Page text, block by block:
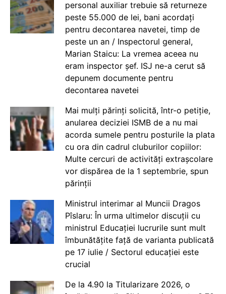
personal auxiliar trebuie să returneze
peste 55.000 de lei, bani acordați
pentru decontarea navetei, timp de
peste un an / Inspectorul general,
Marian Staicu: La vremea aceea nu
eram inspector șef. ISJ ne-a cerut să
depunem documente pentru
decontarea navetei
Mai mulți părinți solicită, într-o petiție,
anularea deciziei ISMB de a nu mai
acorda sumele pentru posturile la plata
cu ora din cadrul cluburilor copiilor:
Multe cercuri de activități extrașcolare
vor dispărea de la 1 septembrie, spun
părinții
Ministrul interimar al Muncii Dragos
Pîslaru: În urma ultimelor discuții cu
ministrul Educației lucrurile sunt mult
îmbunătățite față de varianta publicată
pe 17 iulie / Sectorul educației este
crucial
De la 4.90 la Titularizare 2026, o